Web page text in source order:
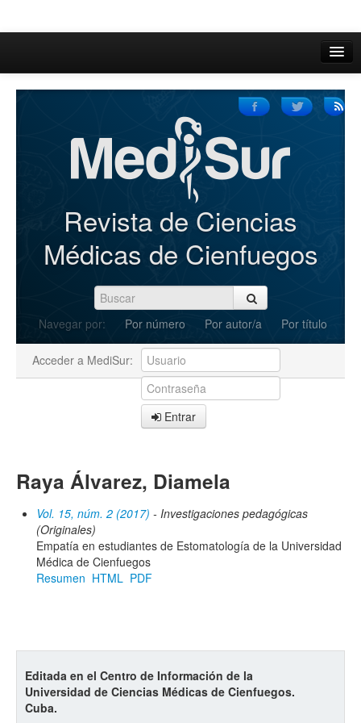
Inicio
Iniciar sesión
Registrarse
Revista de Ciencias
Médicas de Cienfuegos
Navegar por: Por número Por autor/a Por título
Acceder a MediSur:
Entrar
Raya Álvarez, Diamela
Vol. 15, núm. 2 (2017) - Investigaciones pedagógicas
(Originales)
Empatía en estudiantes de Estomatología de la Universidad
Médica de Cienfuegos
Resumen HTML PDF
Editada en el Centro de Información de la
Universidad de Ciencias Médicas de Cienfuegos.
Cuba.